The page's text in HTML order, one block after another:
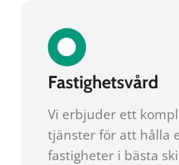
Fastighetsvård
Vi erbjuder ett
tjänster för att hålla
fastigheter i bästa